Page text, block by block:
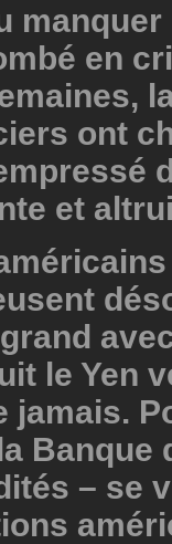
en
ont
et
le Yen
jamais.
Banque
– se